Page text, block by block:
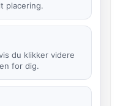
placering.
du klikker videre
for dig.